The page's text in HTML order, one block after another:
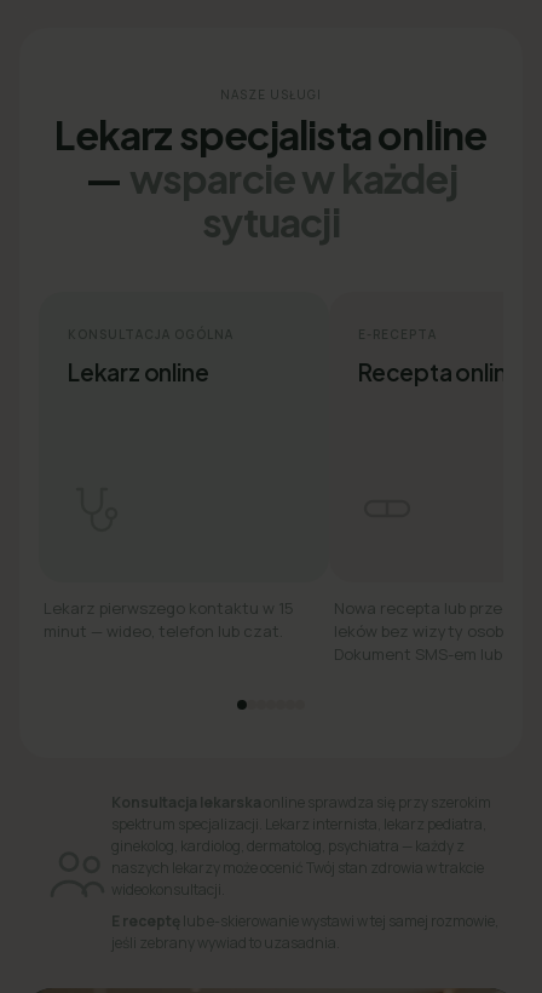
NASZE USŁUGI
Lekarz specjalista online
— wsparcie w każdej
sytuacji
Lekarz online
Lekarz pierwszego kontaktu w 15
minut — wideo, telefon lub czat.
E-RECEPTA
Recepta online
Nowa recepta lub
leków bez wizyty osobiście.
Dokument SMS-em lub e-
Konsultacja lekarskaonline sprawdza się przy szerokim
spektrum specjalizacji. Lekarz internista, lekarz pediatra,
ginekolog, kardiolog, dermatolog, psychiatra — każdy z
naszych lekarzy może ocenić Twój stan zdrowia w trakcie
wideokonsultacji.
E receptę lub e-skierowanie wystawi w tej samej rozmowie,
jeśli zebrany wywiad to uzasadnia.